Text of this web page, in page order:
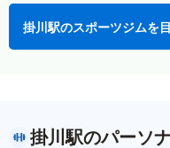
掛川駅のスポーツジムを
掛川駅のパーソ